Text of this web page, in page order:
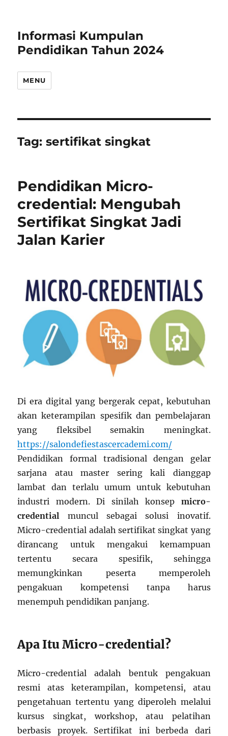
Informasi Kumpulan
Pendidikan Tahun 2024
MENU
Tag:sertifikat singkat
Pendidikan Micro-
credential: Mengubah
Sertifikat Singkat Jadi
Jalan Karier
Di era digital yang bergerak cepat, kebutuhan
akan keterampilan spesifik dan pembelajaran
yang fleksibel semakin meningkat.
https://salondefiestascercademi.com/
Pendidikan formal tradisional dengan gelar
sarjana atau master sering kali dianggap
lambat dan terlalu umum untuk kebutuhan
industri modern. Di sinilah konsep micro-
credential muncul sebagai solusi inovatif.
Micro-credential adalah sertifikat singkat yang
dirancang untuk mengakui kemampuan
tertentu secara spesifik, sehingga
memungkinkan peserta memperoleh
pengakuan kompetensi tanpa harus
menempuh pendidikan panjang.
Apa Itu Micro-credential?
Micro-credential adalah bentuk pengakuan
resmi atas keterampilan, kompetensi, atau
pengetahuan tertentu yang diperoleh melalui
kursus singkat, workshop, atau pelatihan
berbasis proyek. Sertifikat ini berbeda dari